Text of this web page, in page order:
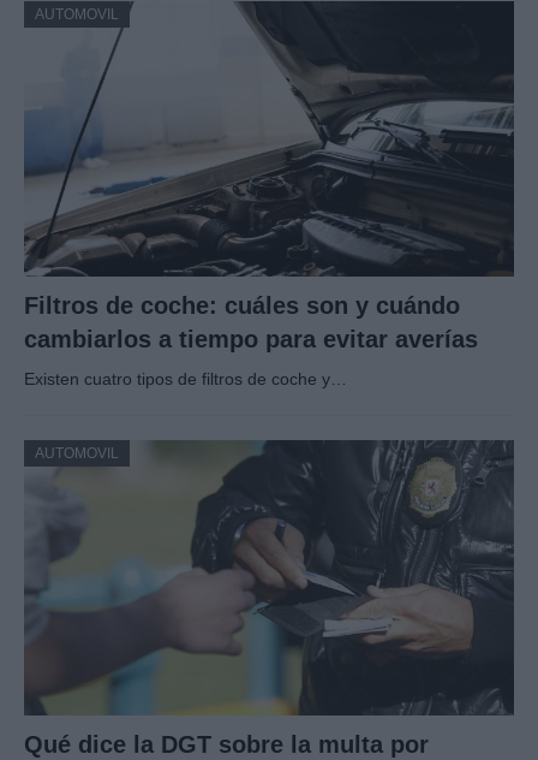
AUTOMOVIL
Filtros de coche: cuáles son y cuándo
cambiarlos a tiempo para evitar averías
Existen cuatro tipos de filtros de coche y…
AUTOMOVIL
Qué dice la DGT sobre la multa por